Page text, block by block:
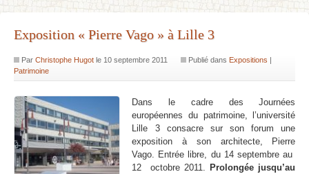
Exposition « Pierre Vago » à Lille 3
Par Christophe Hugotle 10 septembre 2011 Publié dansExpositions |
Patrimoine
Dans le cadre des Journées
européennes du patrimoine, l’université
Lille 3 consacre sur son forum une
exposition à son architecte, Pierre
Vago. Entrée libre, du 14 septembre au
12 octobre 2011. Prolongée jusqu’au